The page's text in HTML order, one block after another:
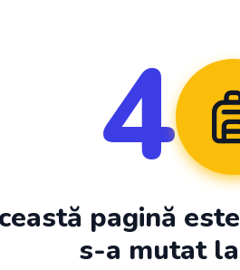
4
pagină
s-a mutat